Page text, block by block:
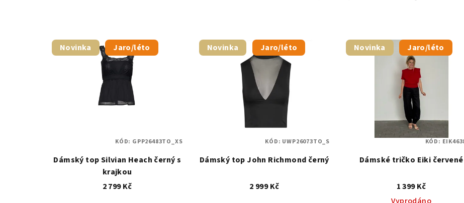
Novinka Jaro/léto
Dámský top Silvian Heach černý s
krajkou
2 799 Kč
KÓD: GPP26483TO_XS
Novinka Jaro/léto
Dámský top John Richmond černý
2 999 Kč
KÓD: UWP26073TO_S
Novinka Jaro/léto
Dámské tričko Eiki červené
1 399 Kč
KÓD: